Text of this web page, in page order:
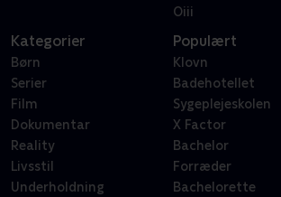
Oiii
Kategorier
Børn
Serier
Film
Dokumentar
Reality
Livsstil
Underholdning
Populært
Klovn
Badehotellet
Sygeplejeskolen
X Factor
Bachelor
Forræder
Bachelorette